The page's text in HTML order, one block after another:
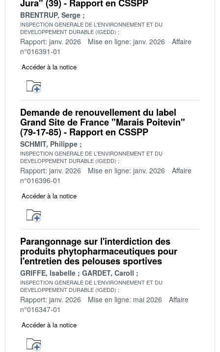
Jura" (39) - Rapport en CSSPP
BRENTRUP, Serge
INSPECTION GENERALE DE L'ENVIRONNEMENT ET DU
DEVELOPPEMENT DURABLE (IGEDD)
Rapport: janv. 2026 Mise en ligne: janv. 2026
Affaire
n°016391-01
Accéder à la notice
Demande de renouvellement du label
Grand Site de France "Marais Poitevin"
(79-17-85) - Rapport en CSSPP
SCHMIT, Philippe
INSPECTION GENERALE DE L'ENVIRONNEMENT ET DU
DEVELOPPEMENT DURABLE (IGEDD)
Rapport: janv. 2026 Mise en ligne: janv. 2026
Affaire
n°016396-01
Accéder à la notice
Parangonnage sur l'interdiction des
produits phytopharmaceutiques pour
l'entretien des pelouses sportives
GRIFFE, Isabelle GARDET, Caroll
INSPECTION GENERALE DE L'ENVIRONNEMENT ET DU
DEVELOPPEMENT DURABLE (IGEDD)
Rapport: janv. 2026 Mise en ligne: mai 2026
Affaire
n°016347-01
Accéder à la notice